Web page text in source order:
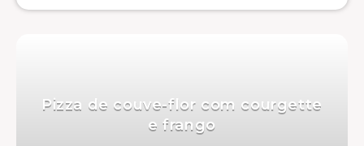
Pizza de couve-flor com courgette
e frango